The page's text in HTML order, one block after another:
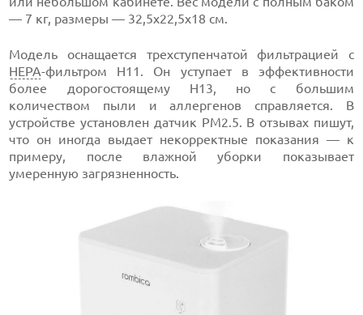
— 7 кг, размеры — 32,5х22,5х18 см.
Модель оснащается трехступенчатой фильтрацией с
HEPA-фильтром Н11. Он уступает в эффективности
более дорогостоящему Н13, но с большим
количеством пыли и аллергенов справляется. В
устройстве установлен датчик PM2.5. В отзывах пишут,
что он иногда выдает некорректные показания — к
примеру, после влажной уборки показывает
умеренную загрязненность.